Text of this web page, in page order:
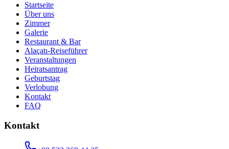
Startseite
Über uns
Zimmer
Galerie
Restaurant & Bar
Alaçatı-Reiseführer
Veranstaltungen
Heiratsantrag
Geburtstag
Verlobung
Kontakt
FAQ
Kontakt